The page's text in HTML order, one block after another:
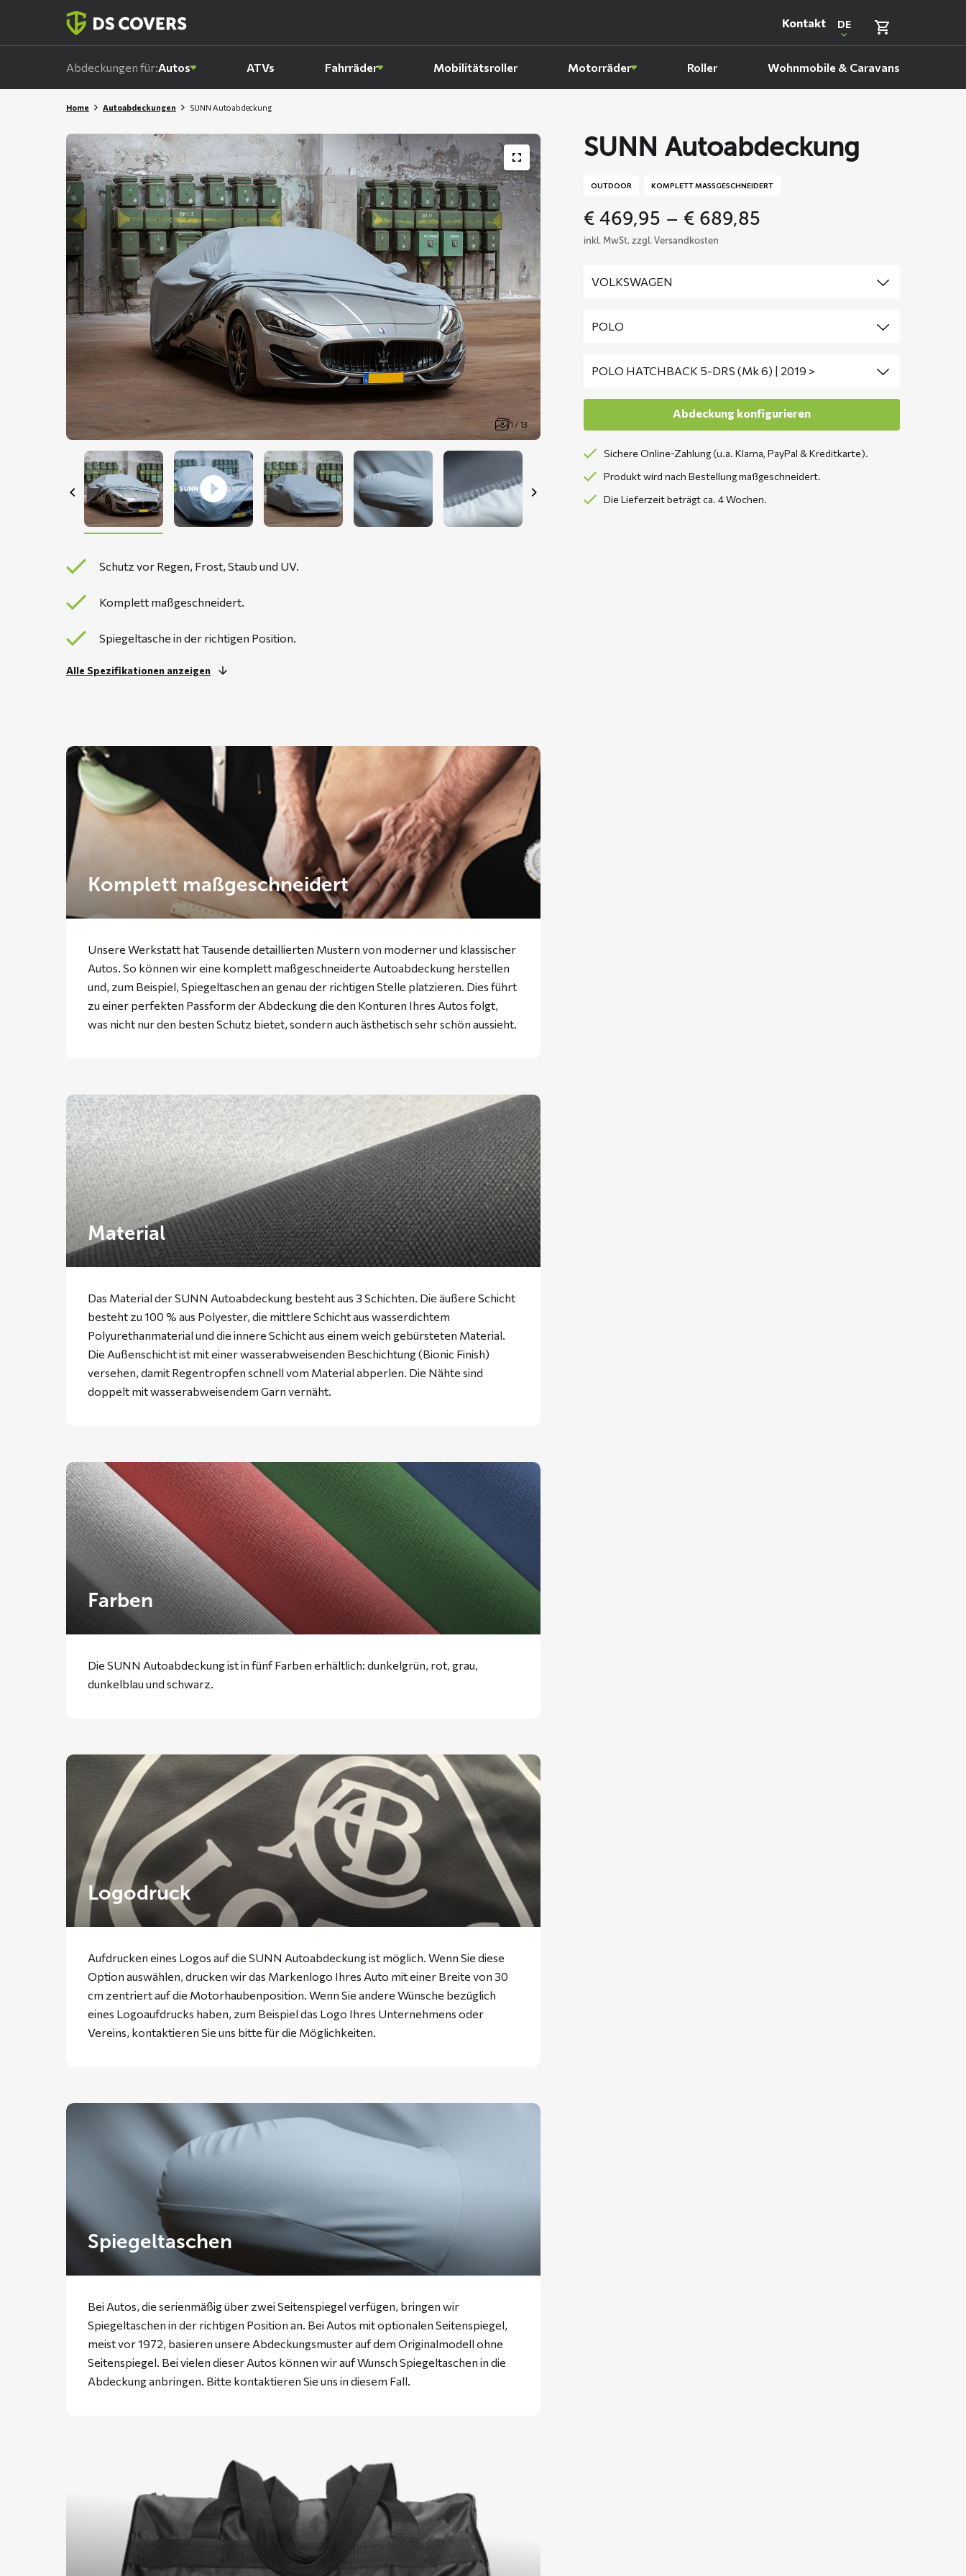
Kontakt
DE
Abdeckungen für:Autos ATVs Fahrräder Mobilitätsroller Motorräder Roller Wohnmobile & Caravans
Home Autoabdeckungen SUNN Autoabdeckung
1 / 13
Schutz vor Regen, Frost, Staub und UV.
Komplett maßgeschneidert.
Spiegeltasche in der richtigen Position.
Alle Spezifikationen anzeigen
SUNN Autoabdeckung
OUTDOOR KOMPLETT MASSGESCHNEIDERT
€ 469,95 – € 689,85
inkl. MwSt, zzgl. Versandkosten
Sichere Online-Zahlung (u.a. Klarna, PayPal & Kreditkarte).
Produkt wird nach Bestellung maßgeschneidert.
Die Lieferzeit beträgt ca. 4 Wochen.
Komplett maßgeschneidert
Unsere Werkstatt hat Tausende detaillierten Mustern von moderner und klassischer
Autos. So können wir eine komplett maßgeschneiderte Autoabdeckung herstellen
und, zum Beispiel, Spiegeltaschen an genau der richtigen Stelle platzieren. Dies führt
zu einer perfekten Passform der Abdeckung die den Konturen Ihres Autos folgt,
was nicht nur den besten Schutz bietet, sondern auch ästhetisch sehr schön aussieht.
Material
Das Material der SUNN Autoabdeckung besteht aus 3 Schichten. Die äußere Schicht
besteht zu 100 % aus Polyester, die mittlere Schicht aus wasserdichtem
Polyurethanmaterial und die innere Schicht aus einem weich gebürsteten Material.
Die Außenschicht ist mit einer wasserabweisenden Beschichtung (Bionic Finish)
versehen, damit Regentropfen schnell vom Material abperlen. Die Nähte sind
doppelt mit wasserabweisendem Garn vernäht.
Farben
Die SUNN Autoabdeckung ist in fünf Farben erhältlich: dunkelgrün, rot, grau,
dunkelblau und schwarz.
Logodruck
Aufdrucken eines Logos auf die SUNN Autoabdeckung ist möglich. Wenn Sie diese
Option auswählen, drucken wir das Markenlogo Ihres Auto mit einer Breite von 30
cm zentriert auf die Motorhaubenposition. Wenn Sie andere Wünsche bezüglich
eines Logoaufdrucks haben, zum Beispiel das Logo Ihres Unternehmens oder
Vereins, kontaktieren Sie uns bitte für die Möglichkeiten.
Spiegeltaschen
Bei Autos, die serienmäßig über zwei Seitenspiegel verfügen, bringen wir
Spiegeltaschen in der richtigen Position an. Bei Autos mit optionalen Seitenspiegel,
meist vor 1972, basieren unsere Abdeckungsmuster auf dem Originalmodell ohne
Seitenspiegel. Bei vielen dieser Autos können wir auf Wunsch Spiegeltaschen in die
Abdeckung anbringen. Bitte kontaktieren Sie uns in diesem Fall.